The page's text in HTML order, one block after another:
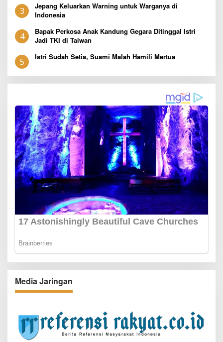
3
Jepang Keluarkan Warning untuk Warganya di
Indonesia
4
Bapak Perkosa Anak Kandung Gegara Ditinggal Istri
Jadi TKI di Taiwan
5 Istri Sudah Setia, Suami Malah Hamili Mertua
Media Jaringan